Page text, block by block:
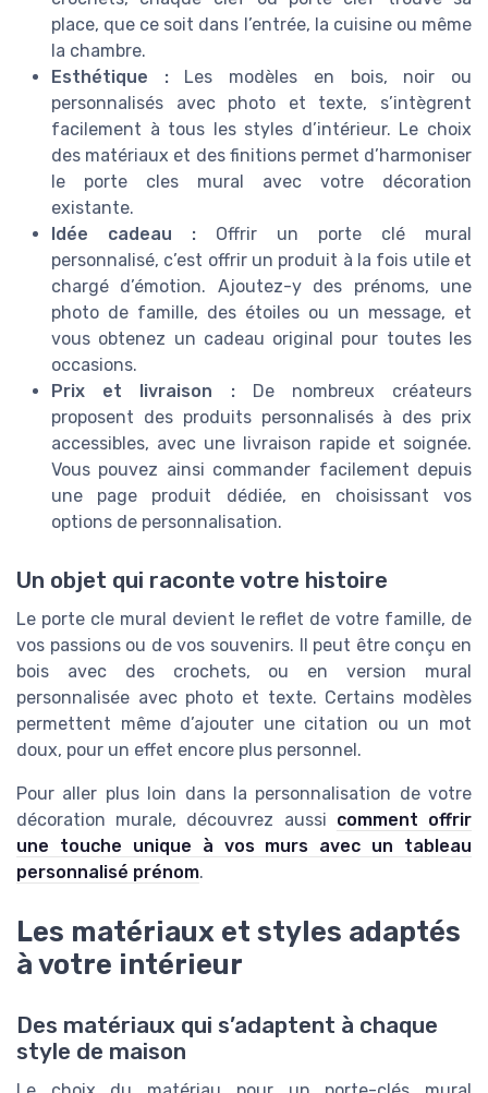
place, que ce soit dans l’entrée, la cuisine ou même
la chambre.
Esthétique :Les modèles en bois, noir ou
personnalisés avec photo et texte, s’intègrent
facilement à tous les styles d’intérieur. Le choix
des matériaux et des finitions permet d’harmoniser
le porte cles mural avec votre décoration
existante.
Idée cadeau : Offrir un porte clé mural
personnalisé, c’est offrir un produit à la fois utile et
chargé d’émotion. Ajoutez-y des prénoms, une
photo de famille, des étoiles ou un message, et
vous obtenez un cadeau original pour toutes les
occasions.
Prix et livraison :De nombreux créateurs
proposent des produits personnalisés à des prix
accessibles, avec une livraison rapide et soignée.
Vous pouvez ainsi commander facilement depuis
une page produit dédiée, en choisissant vos
options de personnalisation.
Un objet qui raconte votre histoire
Le porte cle mural devient le reflet de votre famille, de
vos passions ou de vos souvenirs. Il peut être conçu en
bois avec des crochets, ou en version mural
personnalisée avec photo et texte. Certains modèles
permettent même d’ajouter une citation ou un mot
doux, pour un effet encore plus personnel.
Pour aller plus loin dans la personnalisation de votre
décoration murale, découvrez aussi comment offrir
une touche unique à vos murs avec un tableau
personnalisé prénom.
Les matériaux et styles adaptés
à votre intérieur
Des matériaux qui s’adaptent à chaque
style de maison